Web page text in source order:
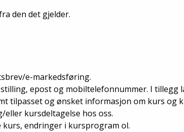
den det gjelder.
e-markedsføring.
epost og mobiltelefonnummer. I tillegg
tilpasset og ønsket informasjon om kurs og
kursdeltagelse hos oss.
endringer i kursprogram ol.